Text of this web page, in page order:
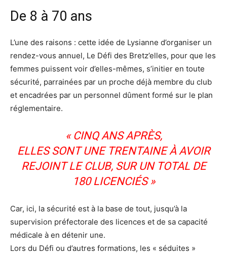
De 8 à 70 ans
L’une des raisons : cette idée de Lysianne d’organiser un
rendez-vous annuel, Le Défi des Bretz’elles, pour que les
femmes puissent voir d’elles-mêmes, s’initier en toute
sécurité, parrainées par un proche déjà membre du club
et encadrées par un personnel dûment formé sur le plan
réglementaire.
« CINQ ANS APRÈS,
ELLES SONT UNE TRENTAINE À AVOIR
REJOINT LE CLUB, SUR UN TOTAL DE
180 LICENCIÉS »
Car, ici, la sécurité est à la base de tout, jusqu’à la
supervision préfectorale des licences et de sa capacité
médicale à en détenir une.
Lors du Défi ou d’autres formations, les « séduites »